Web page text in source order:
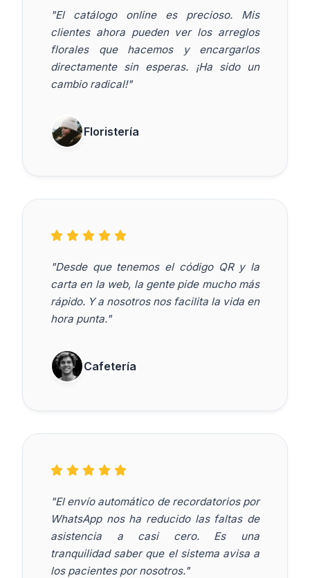
"El catálogo online es precioso. Mis
clientes ahora pueden ver los arreglos
florales que hacemos y encargarlos
directamente sin esperas. ¡Ha sido un
cambio radical!"
Floristería
"Desde que tenemos el código QR y la
carta en la web, la gente pide mucho más
rápido. Y a nosotros nos facilita la vida en
hora punta."
Cafetería
"El envío automático de recordatorios por
WhatsApp nos ha reducido las faltas de
asistencia a casi cero. Es una
tranquilidad saber que el sistema avisa a
los pacientes por nosotros."